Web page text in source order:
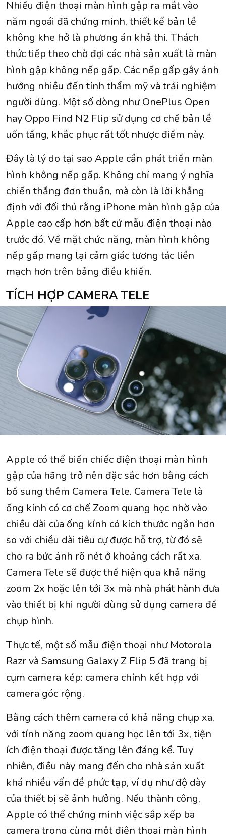
Nhiều điện thoại màn hình gập ra mắt vào
năm ngoái đã chứng minh, thiết kế bản lề
không khe hở là phương án khả thi. Thách
thức tiếp theo chờ đợi các nhà sản xuất là màn
hình gập không nếp gấp. Các nếp gấp gây ảnh
hưởng nhiều đến tính thẩm mỹ và trải nghiệm
người dùng. Một số dòng như OnePlus Open
hay Oppo Find N2 Flip sử dụng cơ chế bản lề
uốn tầng, khắc phục rất tốt nhược điểm này.
Đây là lý do tại sao Apple cần phát triển màn
hình không nếp gấp. Không chỉ mang ý nghĩa
chiến thắng đơn thuần, mà còn là lời khẳng
định với đối thủ rằng iPhone màn hình gập của
Apple cao cấp hơn bất cứ mẫu điện thoại nào
trước đó. Về mặt chức năng, màn hình không
nếp gấp mang lại cảm giác tương tác liền
mạch hơn trên bảng điều khiển.
TÍCH HỢP CAMERA TELE
Apple có thể biến chiếc điện thoại màn hình
gập của hãng trở nên đặc sắc hơn bằng cách
bổ sung thêm Camera Tele. Camera Tele là
ống kính có cơ chế Zoom quang học nhờ vào
chiều dài của ống kính có kích thước ngắn hơn
so với chiều dài tiêu cự được hỗ trợ, từ đó sẽ
cho ra bức ảnh rõ nét ở khoảng cách rất xa.
Camera Tele sẽ được thể hiện qua khả năng
zoom 2x hoặc lên tới 3x mà nhà phát hành đưa
vào thiết bị khi người dùng sử dụng camera để
chụp hình.
Thực tế, một số mẫu điện thoại như Motorola
Razr và Samsung Galaxy Z Flip 5 đã trang bị
cụm camera kép: camera chính kết hợp với
camera góc rộng.
Bằng cách thêm camera có khả năng chụp xa,
với tính năng zoom quang học lên tới 3x, tiện
ích điện thoại được tăng lên đáng kể. Tuy
nhiên, điều này mang đến cho nhà sản xuất
khá nhiều vấn đề phức tạp, ví dụ như độ dày
của thiết bị sẽ ảnh hưởng. Nếu thành công,
Apple có thể chứng minh việc sắp xếp ba
camera trong cùng một điện thoại màn hình